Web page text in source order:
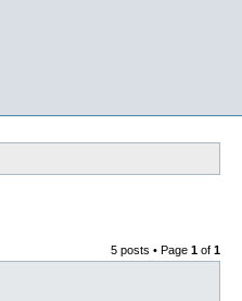
5 posts • Page 1 of 1